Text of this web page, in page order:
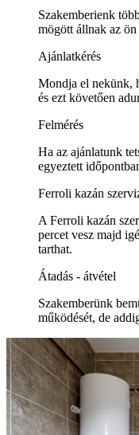
Szakemberienk
mögött állnak az ön
Ajánlatkérés
Mondja el nekünk,
és ezt követően
Felmérés
Ha az ajánlatunk
egyeztett
Ferroli kazán
A Ferroli kazán
percet vesz majd
tarthat.
Átadás - átvétel
Szakemberünk
működését, de